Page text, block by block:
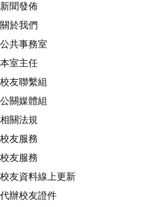
新聞發佈
關於我們
公共事務室
本室主任
校友聯繫組
公關媒體組
相關法規
校友服務
校友服務
校友資料線上更新
代辦校友證件